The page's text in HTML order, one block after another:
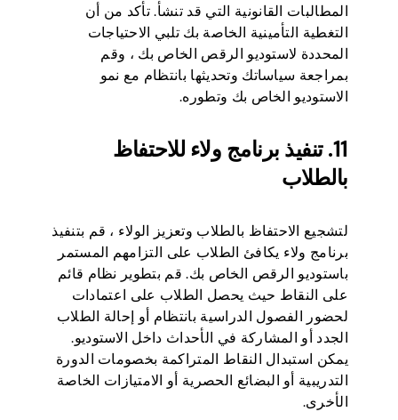
المطالبات القانونية التي قد تنشأ. تأكد من أن
التغطية التأمينية الخاصة بك تلبي الاحتياجات
المحددة لاستوديو الرقص الخاص بك ، وقم
بمراجعة سياساتك وتحديثها بانتظام مع نمو
الاستوديو الخاص بك وتطوره.
11. تنفيذ برنامج ولاء للاحتفاظ
بالطلاب
لتشجيع الاحتفاظ بالطلاب وتعزيز الولاء ، قم بتنفيذ
برنامج ولاء يكافئ الطلاب على التزامهم المستمر
باستوديو الرقص الخاص بك. قم بتطوير نظام قائم
على النقاط حيث يحصل الطلاب على اعتمادات
لحضور الفصول الدراسية بانتظام أو إحالة الطلاب
الجدد أو المشاركة في الأحداث داخل الاستوديو.
يمكن استبدال النقاط المتراكمة بخصومات الدورة
التدريبية أو البضائع الحصرية أو الامتيازات الخاصة
الأخرى.